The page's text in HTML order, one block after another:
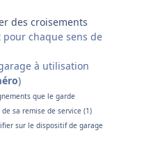
des croisements
chaque sens de
à utilisation
)
que le garde
sa remise de service (1)
sur le dispositif de garage